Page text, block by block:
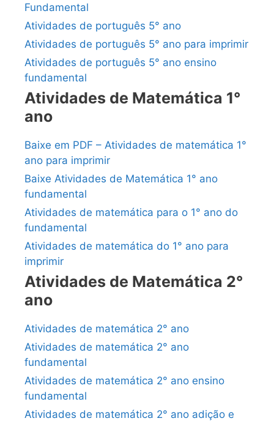
Fundamental
Atividades de português 5° ano
Atividades de português 5° ano para imprimir
Atividades de português 5° ano ensino
fundamental
Atividades de Matemática 1°
ano
Baixe em PDF – Atividades de matemática 1°
ano para imprimir
Baixe Atividades de Matemática 1° ano
fundamental
Atividades de matemática para o 1° ano do
fundamental
Atividades de matemática do 1° ano para
imprimir
Atividades de Matemática 2°
ano
Atividades de matemática 2° ano
Atividades de matemática 2° ano
fundamental
Atividades de matemática 2° ano ensino
fundamental
Atividades de matemática 2° ano adição e